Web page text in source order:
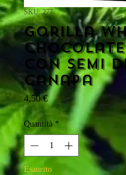
SKU: 277
Gorilla
Chocolate
con semi
canapa
4,50 €Prezzo
Quantità *
Esaurito